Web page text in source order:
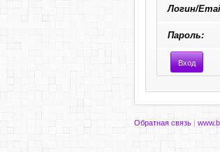
Логин/
Пароль:
Обратная связь |